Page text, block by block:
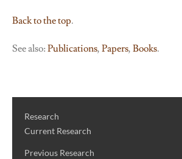
Back to the top.
See also: Publications, Papers, Books.
Research
Current Research
Previous Research